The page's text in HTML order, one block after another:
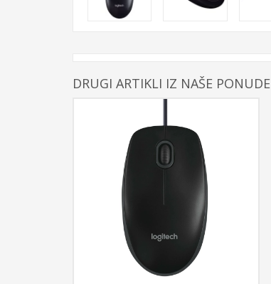
DRUGI ARTIKLI IZ NAŠE PONUDE